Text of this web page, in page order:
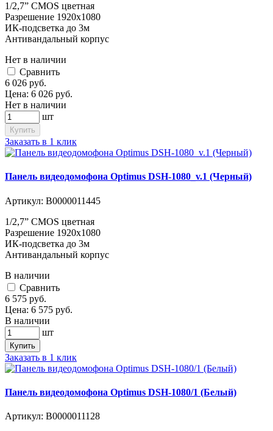
1/2,7” CMOS цветная
Разрешение 1920х1080
ИК-подсветка до 3м
Антивандальный корпус
Нет в наличии
Cравнить
6 026 руб.
Цена: 6 026 руб.
Нет в наличии
шт
Купить
Заказать в 1 клик
Панель видеодомофона Optimus DSH-1080_v.1 (Черный)
Артикул: В0000011445
1/2,7” CMOS цветная
Разрешение 1920х1080
ИК-подсветка до 3м
Антивандальный корпус
В наличии
Cравнить
6 575 руб.
Цена: 6 575 руб.
В наличии
шт
Купить
Заказать в 1 клик
Панель видеодомофона Optimus DSH-1080/1 (Белый)
Артикул: В0000011128